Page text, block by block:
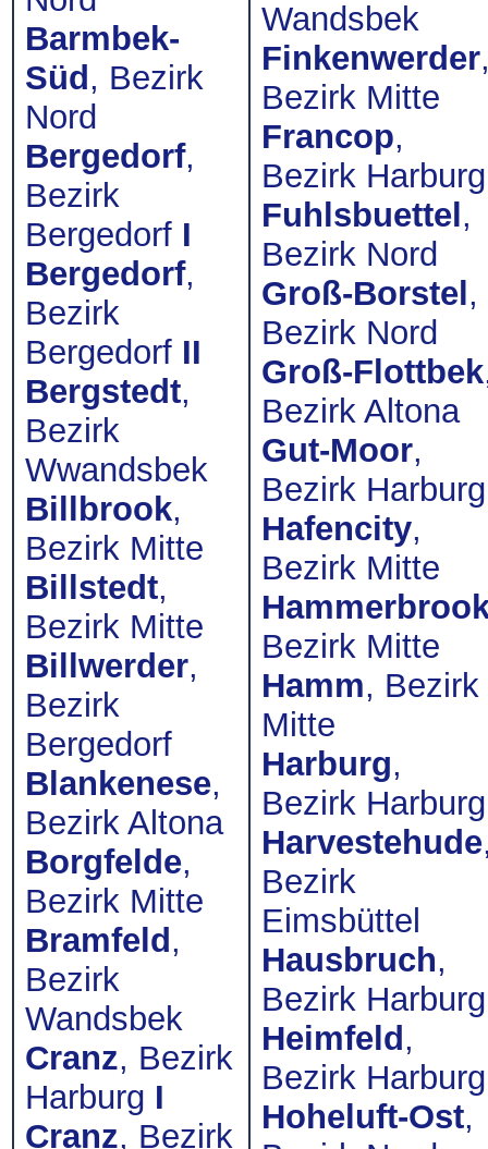
Barmbek-
Süd , Bezirk
Nord
Bergedorf,
Bezirk
Bergedorf I
Bergedorf,
Bezirk
Bergedorf II
Bergstedt,
Bezirk
Wwandsbek
Billbrook,
Bezirk Mitte
Billstedt,
Bezirk Mitte
Billwerder,
Bezirk
Bergedorf
Blankenese,
Bezirk Altona
Borgfelde,
Bezirk Mitte
Bramfeld ,
Bezirk
Wandsbek
Cranz, Bezirk
Harburg I
Cranz, Bezirk
Wandsbek
Finkenwerder
Bezirk Mitte
Francop,
Bezirk Harburg
Fuhlsbuettel ,
Bezirk Nord
Groß-Borstel ,
Bezirk Nord
Groß-Flottbek
Bezirk Altona
Gut-Moor,
Bezirk Harburg
Hafencity,
Bezirk Mitte
Bezirk Mitte
Hamm, Bezirk
Mitte
Harburg,
Bezirk Harburg
Harvestehude
Bezirk
Eimsbüttel
Hausbruch,
Bezirk Harburg
Heimfeld ,
Bezirk Harburg
Hoheluft-Ost,